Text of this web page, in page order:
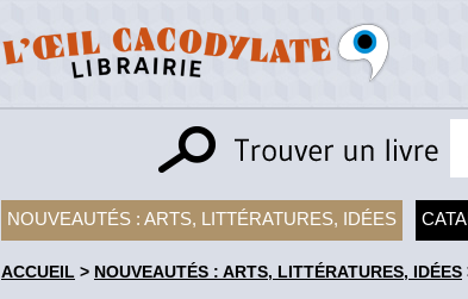
NOUVEAUTÉS : ARTS, LITTÉRATURES, IDÉES
ACCUEIL > NOUVEAUTÉS : ARTS, LITTÉRATURES, IDÉES